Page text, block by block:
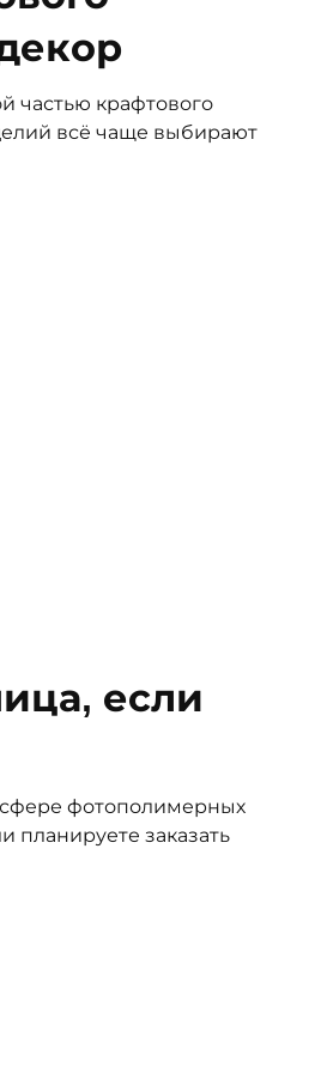
частью крафтового
всё чаще выбирают
если
сфере фотополимерных
планируете заказать